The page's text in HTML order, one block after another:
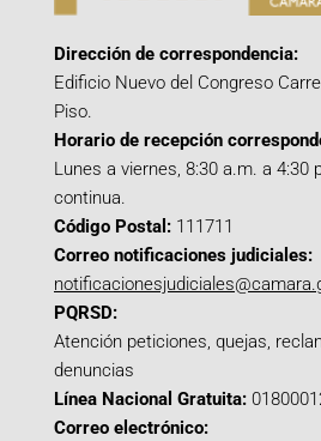
Dirección de correspondencia:
Edificio Nuevo del Congreso
Piso.
Horario de recepción
Lunes a viernes, 8:30 a.m. a 4:30
continua.
Código Postal: 111711
Correo notificaciones judiciales:
PQRSD:
Atención peticiones, quejas,
denuncias
Línea Nacional Gratuita:
Correo electrónico: